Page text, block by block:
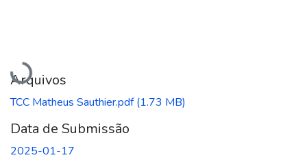
Carregando...
Arquivos
TCC Matheus Sauthier.pdf(1.73 MB)
Data de Submissão
2025-01-17